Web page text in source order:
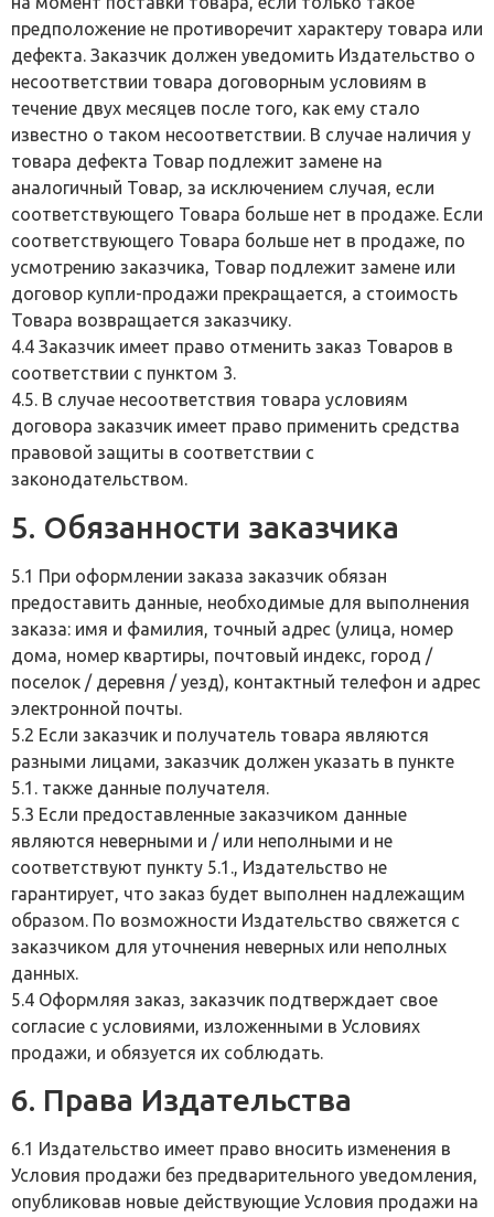
предположение не противоречит характеру товара или
дефекта. Заказчик должен уведомить Издательство о
несоответствии товара договорным условиям в
течение двух месяцев после того, как ему стало
известно о таком несоответствии. В случае наличия у
товара дефекта Товар подлежит замене на
аналогичный Товар, за исключением случая, если
соответствующего Товара больше нет в продаже. Если
соответствующего Товара больше нет в продаже, по
усмотрению заказчика, Товар подлежит замене или
договор купли-продажи прекращается, а стоимость
Товара возвращается заказчику.
4.4 Заказчик имеет право отменить заказ Товаров в
соответствии с пунктом 3.
4.5. В случае несоответствия товара условиям
договора заказчик имеет право применить средства
правовой защиты в соответствии с
законодательством.
5. Обязанности заказчика
5.1 При оформлении заказа заказчик обязан
предоставить данные, необходимые для выполнения
заказа: имя и фамилия, точный адрес (улица, номер
дома, номер квартиры, почтовый индекс, город /
поселок / деревня / уезд), контактный телефон и адрес
электронной почты.
5.2 Если заказчик и получатель товара являются
разными лицами, заказчик должен указать в пункте
5.1. также данные получателя.
5.3 Если предоставленные заказчиком данные
являются неверными и / или неполными и не
соответствуют пункту 5.1., Издательство не
гарантирует, что заказ будет выполнен надлежащим
образом. По возможности Издательство свяжется с
заказчиком для уточнения неверных или неполных
данных.
5.4 Оформляя заказ, заказчик подтверждает свое
согласие с условиями, изложенными в Условиях
продажи, и обязуется их соблюдать.
6. Права Издательства
6.1 Издательство имеет право вносить изменения в
Условия продажи без предварительного уведомления,
опубликовав новые действующие Условия продажи на